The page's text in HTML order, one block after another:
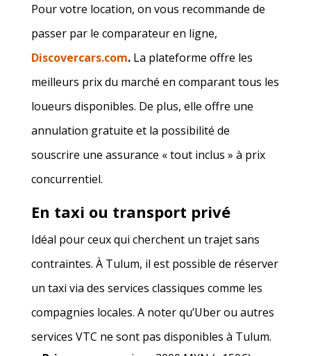
Pour votre location, on vous recommande de
passer par le comparateur en ligne,
Discovercars.com.La plateforme offre les
meilleurs prix du marché en comparant tous les
loueurs disponibles. De plus, elle offre une
annulation gratuite et la possibilité de
souscrire une assurance « tout inclus » à prix
concurrentiel.
En taxi ou transport privé
Idéal pour ceux qui cherchent un trajet sans
contraintes. À Tulum, il est possible de réserver
un taxi via des services classiques comme les
compagnies locales. A noter qu’Uber ou autres
services VTC ne sont pas disponibles à Tulum.